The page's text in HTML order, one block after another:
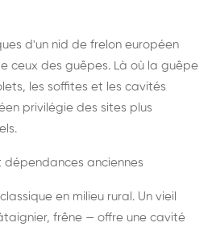
d'un nid de frelon européen
ceux des guêpes. Là où la guêpe
les soffites et les cavités
privilégie des sites plus
dépendances anciennes
en milieu rural. Un vieil
frêne — offre une cavité